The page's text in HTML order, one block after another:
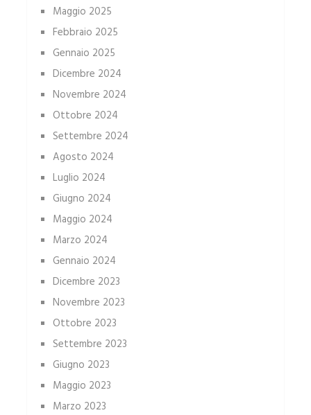
Maggio 2025
Febbraio 2025
Gennaio 2025
Dicembre 2024
Novembre 2024
Ottobre 2024
Settembre 2024
Agosto 2024
Luglio 2024
Giugno 2024
Maggio 2024
Marzo 2024
Gennaio 2024
Dicembre 2023
Novembre 2023
Ottobre 2023
Settembre 2023
Giugno 2023
Maggio 2023
Marzo 2023